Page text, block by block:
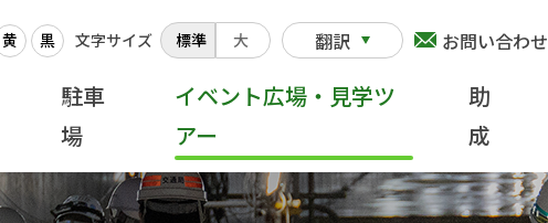
黄 黒 文字サイズ 標準 大 翻訳 お問い合わせ
駐車
場
イベント広場・見学ツ
アー
助
成